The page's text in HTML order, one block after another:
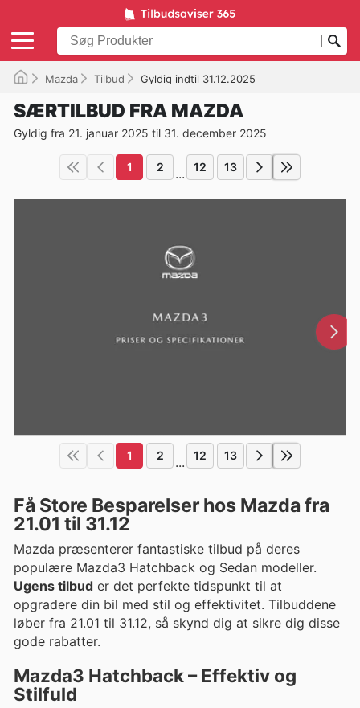
Mazda Tilbud Gyldig indtil 31.12.2025
SÆRTILBUD FRA MAZDA
Gyldig fra 21. januar 2025 til 31. december 2025
1 2 ... 12 13
1 2 ... 12 13
Få Store Besparelser hos Mazda fra
21.01 til 31.12
Mazda præsenterer fantastiske tilbud på deres
populære Mazda3 Hatchback og Sedan modeller.
Ugens tilbud er det perfekte tidspunkt til at
opgradere din bil med stil og effektivitet. Tilbuddene
løber fra 21.01 til 31.12, så skynd dig at sikre dig disse
gode rabatter.
Mazda3 Hatchback – Effektiv og
Stilfuld